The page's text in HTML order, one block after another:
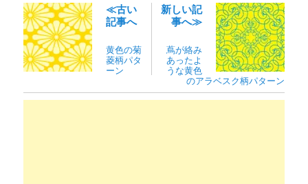
≪古い
記事へ
黄色の菊
菱柄パタ
ーン
新しい記
事へ≫
蔦が絡み
あったよ
うな黄色
のアラベスク柄パターン